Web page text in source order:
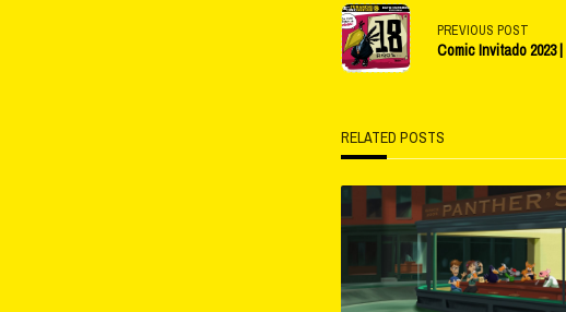
<span
class="nav-
subtitle
screen-
reader-
text">Page</
PREVIOUS POST
Comic Invitado 2023
RELATED POSTS